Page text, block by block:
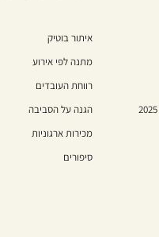
איתור בוטיק
מתנה לפי אירוע
רווחת העובדים
הגנה על הסביבה
מכירות ארגוניות
סיפורים